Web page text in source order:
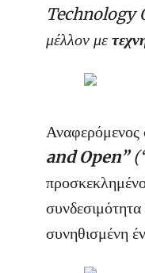
Technology
μέλλον με
Αναφερόμενος
and Open”
συνηθισμένη